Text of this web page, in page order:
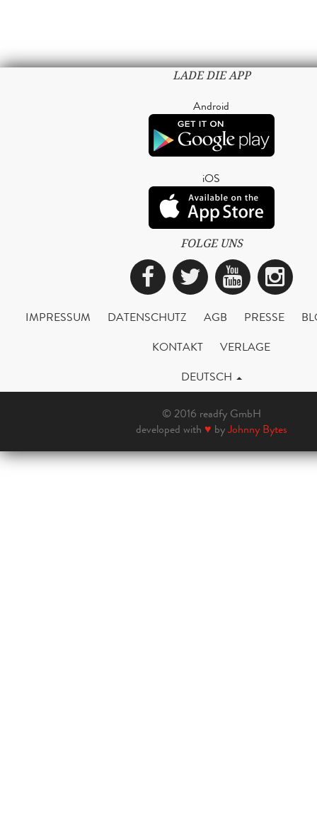
LADE DIE APP
Android
iOS
FOLGE UNS
Facebook
Twitter
IMPRESSUM DATENSCHUTZ AGB PRESSE
KONTAKT
VERLAGE
DEUTSCH
© 2016 readfy GmbH
developed with ♥ byJohnny Bytes